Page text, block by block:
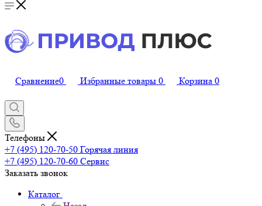
Сравнение0 Избранные товары 0 Корзина 0
Телефоны
+7 (495) 120-70-50 Горячая линия
+7 (495) 120-70-60 Сервис
Заказать звонок
Каталог